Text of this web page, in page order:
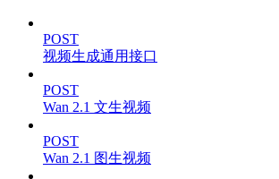
POST
视频生成通用接口
POST
Wan 2.1 文生视频
POST
Wan 2.1 图生视频